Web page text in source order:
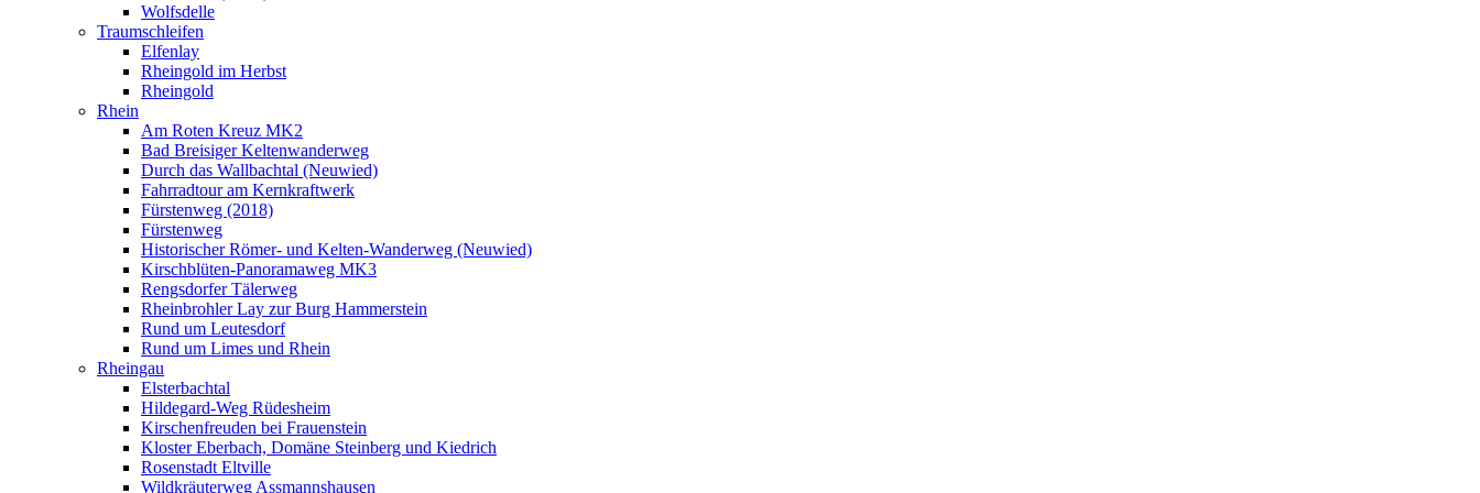
Wolfsdelle
Traumschleifen
Elfenlay
Rheingold im Herbst
Rheingold
Rhein
Am Roten Kreuz MK2
Bad Breisiger Keltenwanderweg
Durch das Wallbachtal (Neuwied)
Fahrradtour am Kernkraftwerk
Fürstenweg (2018)
Fürstenweg
Historischer Römer- und Kelten-Wanderweg (Neuwied)
Kirschblüten-Panoramaweg MK3
Rengsdorfer Tälerweg
Rheinbrohler Lay zur Burg Hammerstein
Rund um Leutesdorf
Rund um Limes und Rhein
Rheingau
Elsterbachtal
Hildegard-Weg Rüdesheim
Kirschenfreuden bei Frauenstein
Kloster Eberbach, Domäne Steinberg und Kiedrich
Rosenstadt Eltville
Wildkräuterweg Assmannshausen